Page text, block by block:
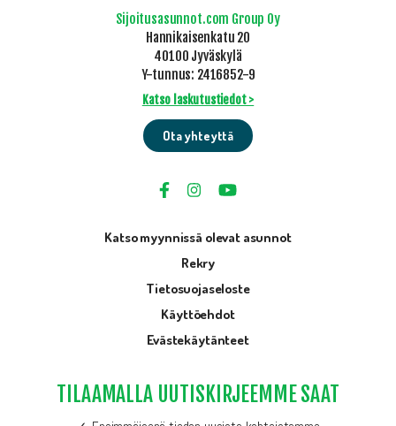
Sijoitusasunnot.com Group Oy
Hannikaisenkatu 20
40100 Jyväskylä
Y-tunnus: 2416852-9
Katso laskutustiedot >
Ota yhteyttä
Katso myynnissä olevat asunnot
Rekry
Tietosuojaseloste
Käyttöehdot
Evästekäytänteet
TILAAMALLA UUTISKIRJEEMME SAAT